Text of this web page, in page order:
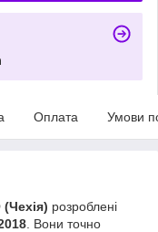
Оплата Умови
(Чехія) розроблені
. Вони точно